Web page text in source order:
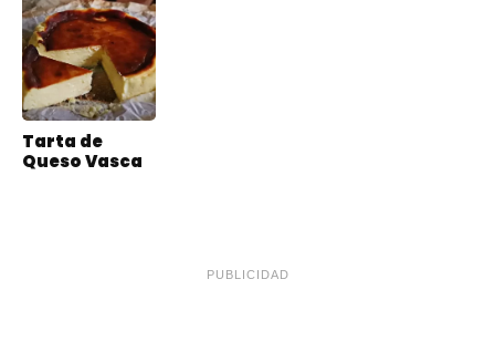
Tarta de
Queso Vasca
PUBLICIDAD